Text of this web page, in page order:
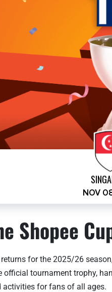
NOV
Shopee
for the 2025/26
tournament trophy,
for fans of all ages.